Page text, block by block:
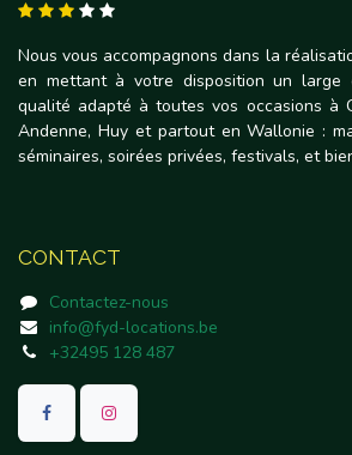
Nous vous accompagnons dans la
en mettant à votre disposition un large
qualité adapté à toutes vos occasions à
Andenne, Huy et partout en Wallonie :
séminaires, soirées privées, festivals, et
CONTACT
Contactez-nous
info@fyd-locations.be
+32495 128 487